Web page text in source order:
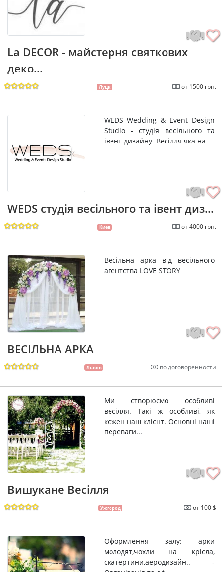
La DECOR - майстерня святкових
деко...
Луцк от 1500 грн.
WEDS Wedding & Event Design
Studio - студія весільного та
івент дизайну. Весілля яка на...
WEDS студія весільного та івент диз...
Киев от 4000 грн.
Весільна арка від весільного
агентства LOVE STORY
ВЕСІЛЬНА АРКА
Львов по договоренности
Ми створюємо особливі
весілля. Такі ж особливі, як
кожен наш клієнт. Основні наші
переваги...
Вишукане Весілля
Ужгород от 100 $
Оформлення залу: арки
молодят,чохли на крісла,
скатертини,аеродизайн.. -